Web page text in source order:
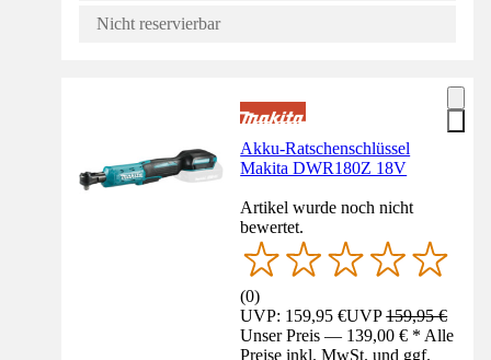
Nicht reservierbar
Akku-Ratschenschlüssel
Makita DWR180Z 18V
Artikel wurde noch nicht
bewertet.
(0)
UVP: 159,95 €UVP159,95 €
Unser Preis — 139,00 € * Alle
Preise inkl. MwSt. und ggf.